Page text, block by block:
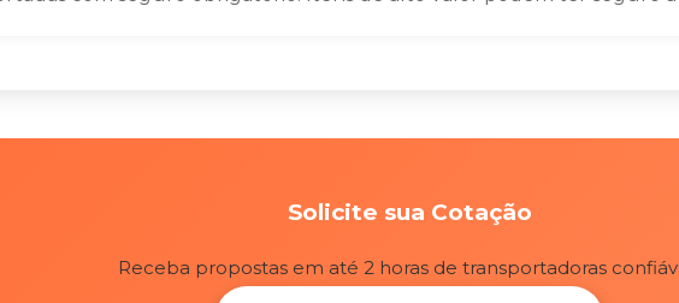
Solicite sua Cotação
Receba propostas em até 2 horas de transportadoras